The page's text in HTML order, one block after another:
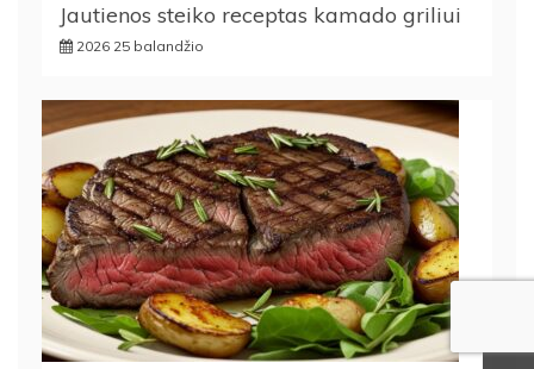
Jautienos steiko receptas kamado griliui
2026 25 balandžio